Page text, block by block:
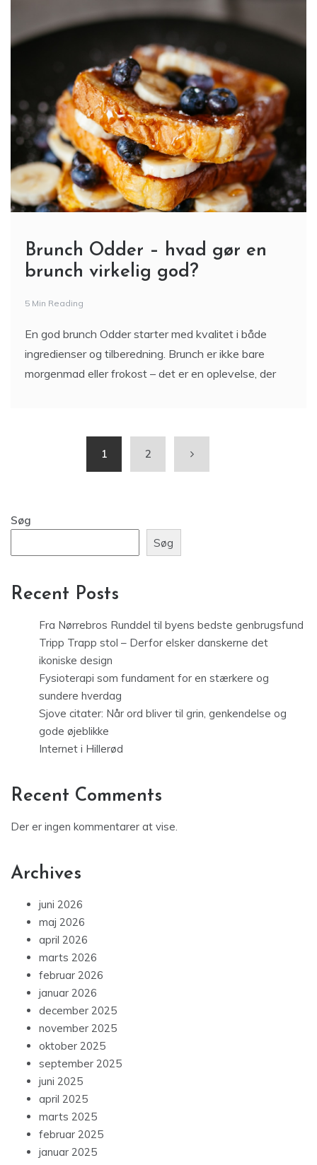
Brunch Odder – hvad gør en
brunch virkelig god?
5 Min Reading
En god brunch Odder starter med kvalitet i både
ingredienser og tilberedning. Brunch er ikke bare
morgenmad eller frokost – det er en oplevelse, der
1 2
Søg
Søg
Recent Posts
Fra Nørrebros Runddel til byens bedste genbrugsfund
Tripp Trapp stol – Derfor elsker danskerne det
ikoniske design
Fysioterapi som fundament for en stærkere og
sundere hverdag
Sjove citater: Når ord bliver til grin, genkendelse og
gode øjeblikke
Internet i Hillerød
Recent Comments
Der er ingen kommentarer at vise.
Archives
juni 2026
maj 2026
april 2026
marts 2026
februar 2026
januar 2026
december 2025
november 2025
oktober 2025
september 2025
juni 2025
april 2025
marts 2025
februar 2025
januar 2025